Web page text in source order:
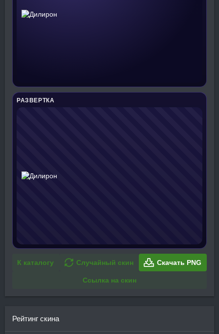
РАЗВЕРТКА
К каталогу Случайный скин Скачать PNG
Ссылка на скин
Рейтинг скина